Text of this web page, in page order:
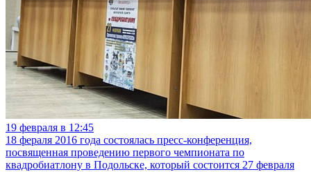
19 февраля в 12:45
18 фераля 2016 года состоялась пресс-конференция,
посвященная проведению первого чемпионата по
квадробиатлону в Подольске, который состоится 27 февраля